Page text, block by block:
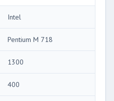
Intel
Pentium M 718
1300
400